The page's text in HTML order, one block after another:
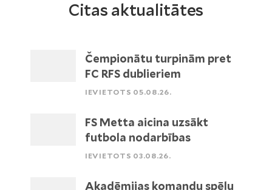
Citas aktualitātes
Čempionātu turpinām pret
FC RFS dublieriem
IEVIETOTS 05.08.26.
FS Metta aicina uzsākt
futbola nodarbības
IEVIETOTS 03.08.26.
Akadēmijas komandu spēļu